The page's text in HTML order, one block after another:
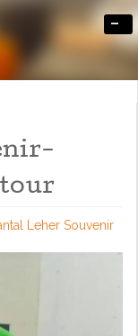
-
Leher Souvenir